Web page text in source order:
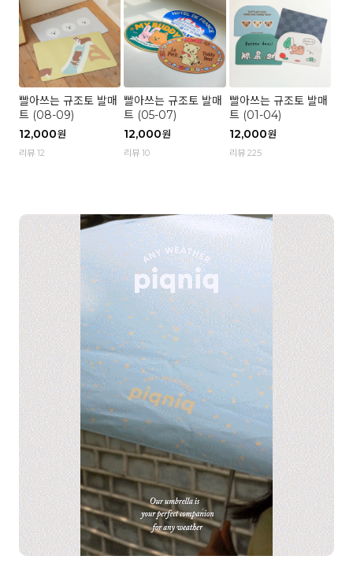
빨아쓰는 규조토 발매
트 (08-09)
12,000원
리뷰 12
빨아쓰는 규조토 발매
트 (05-07)
12,000원
리뷰 10
빨아쓰는 규조토 발매
트 (01-04)
12,000원
리뷰 225